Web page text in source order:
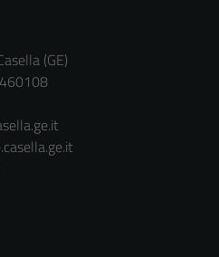
(GE)
disabilitati.
Questi cookie
informazioni
personali.